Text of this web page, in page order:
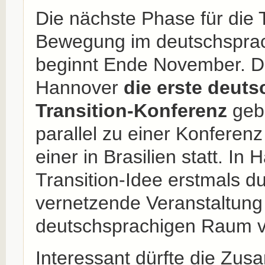
Die nächste Phase für die
Bewegung im
beginnt Ende November.
Hannoverdie erste
Transition-Konferenz
parallel zu einer
einer in Brasilien statt. In
Transition-Idee erstmals
vernetzende
deutschsprachigen Raum
Interessant dürfte die